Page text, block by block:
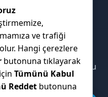
ve İstanbul Anadolu
ve trafiği
Hangi çerezlere
butonuna tıklayarak
Tümünü Kabul
Reddet butonuna